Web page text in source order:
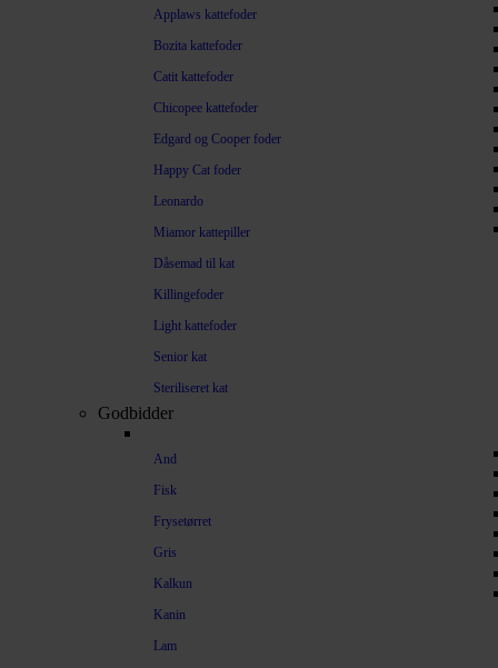
Applaws kattefoder
Bozita kattefoder
Catit kattefoder
Chicopee kattefoder
Edgard og Cooper foder
Happy Cat foder
Leonardo
Miamor kattepiller
Dåsemad til kat
Killingefoder
Light kattefoder
Senior kat
Steriliseret kat
Godbidder
And
Fisk
Frysetørret
Gris
Kalkun
Kanin
Lam